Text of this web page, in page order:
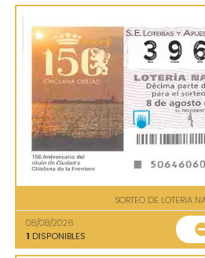
SORTEO DE LOTERIA
08/08/2026
1 DISPONIBLES